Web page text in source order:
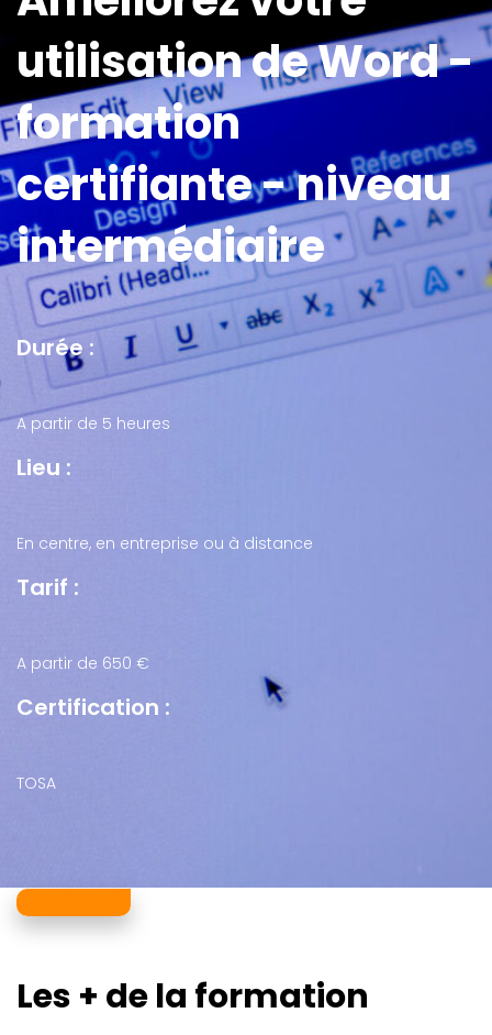
utilisation de Word -
formation
certifiante - niveau
intermédiaire
Durée :
A partir de 5 heures
Lieu :
En centre, en entreprise ou à distance
Tarif :
A partir de 650 €
Certification :
TOSA
Je m'inscris
Les + de la formation